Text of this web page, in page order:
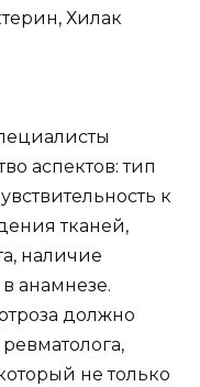
Хилак
аспектов: тип
к
тканей,
наличие
анамнезе.
должно
не только